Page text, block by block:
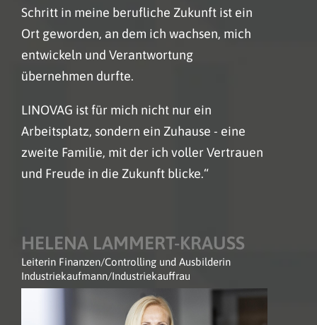
Schritt in meine berufliche Zukunft ist ein
Ort geworden, an dem ich wachsen, mich
entwickeln und Verantwortung
übernehmen durfte.
LINOVAG ist für mich nicht nur ein
Arbeitsplatz, sondern ein Zuhause - eine
zweite Familie, mit der ich voller Vertrauen
und Freude in die Zukunft blicke.“
HELENA LAMMERT-KRAUSS
Leiterin Finanzen/Controlling und Ausbilderin
Industriekaufmann/Industriekauffrau